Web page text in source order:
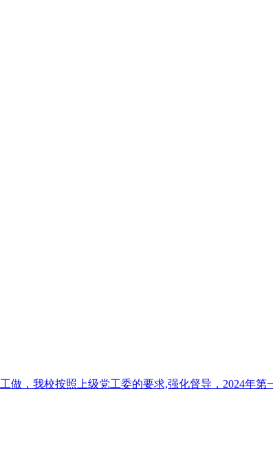
做，我校按照上级党工委的要求,强化督导，2024年